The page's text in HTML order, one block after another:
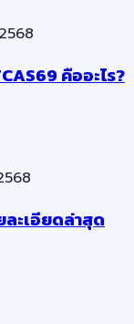
คืออะไร?
ละเอียดล่าสุด